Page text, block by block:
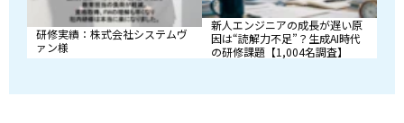
研修実績：株式会社システムヴ
ァン様
新人エンジニアの成長が遅い原
因は“読解力不足”？生成AI時代
の研修課題【1,004名調査】